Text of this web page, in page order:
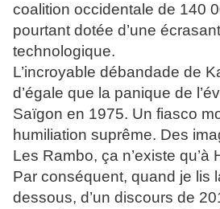
coalition occidentale de 140
pourtant dotée d’une
technologique.
L’incroyable débandade de
d’égale que la panique de
Saïgon en 1975. Un fiasco
humiliation suprême. Des
Les Rambo, ça n’existe qu’à
Par conséquent, quand je lis
dessous, d’un discours de